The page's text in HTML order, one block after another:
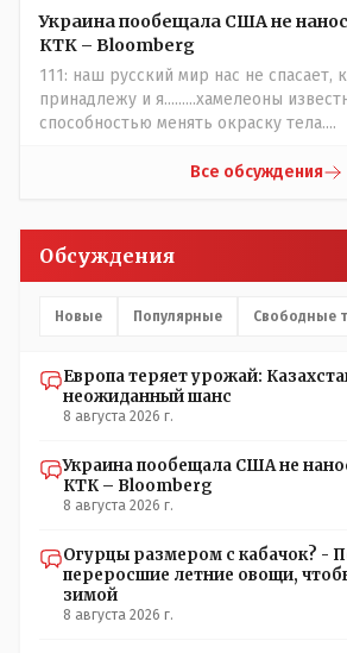
комбинаций генов заслуживают
без того основательно загубили
естественный отбор.
Украина пообещала США не
КТК – Bloomberg
111: наш русский мир нас не спасает,
принадлежу и я.........хамелеоны
способностью менять окраску тела....
Все обсуждения
Обсуждения
Новые Популярные Свободные
Европа теряет урожай:
неожиданный шанс
8 августа 2026 г.
Украина пообещала США не
КТК – Bloomberg
8 августа 2026 г.
Огурцы размером с кабачок? -
переросшие летние овощи,
зимой
8 августа 2026 г.